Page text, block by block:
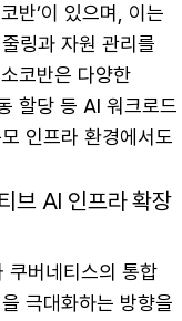
반’이 있으며, 이는
링과 자원 관리를
코반은 다양한
할당 등 AI 워크로드
인프라 환경에서도
브 AI 인프라 확장
버네티스의 통합
극대화하는 방향을